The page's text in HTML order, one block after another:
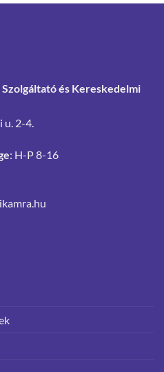
és Kereskedelmi
u. 2-4.
: H-P 8-16